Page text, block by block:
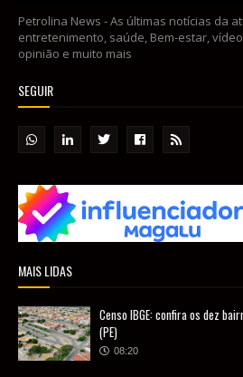
Petrolina News - As últimas notícias da
entretenimento, saúde, Bem-estar,
opinião e muito mais
SEGUIR
MAIS LIDAS
Censo IBGE: confira os dez
(PE)
08:20